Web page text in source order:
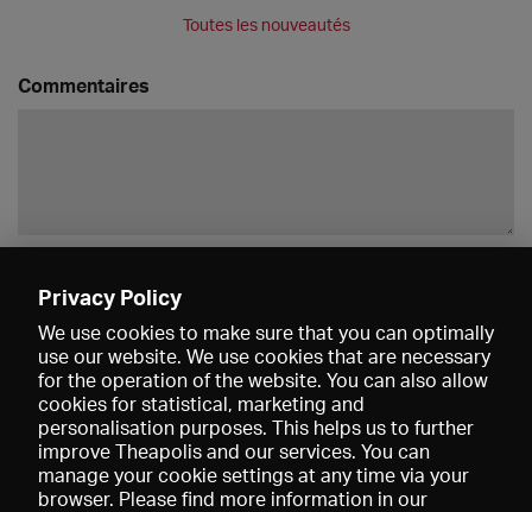
Toutes les nouveautés
Commentaires
Privacy Policy
We use cookies to make sure that you can optimally
use our website. We use cookies that are necessary
for the operation of the website. You can also allow
cookies for statistical, marketing and
personalisation purposes. This helps us to further
improve Theapolis and our services. You can
manage your cookie settings at any time via your
browser. Please find more information in our